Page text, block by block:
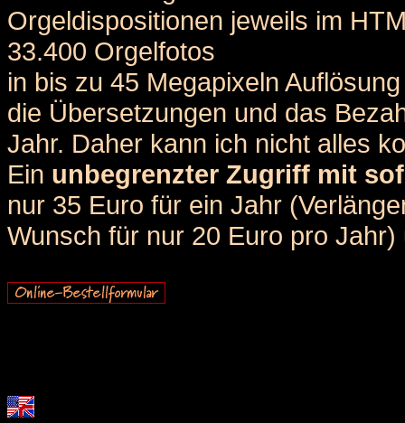
Orgeldispositionen jeweils im
33.400 Orgelfotos
in bis zu 45 Megapixeln
die Übersetzungen und das
Jahr. Daher kann ich nicht alles
Ein unbegrenzter Zugriff mit
nur 35 Euro für ein Jahr
Wunsch für nur 20 Euro pro